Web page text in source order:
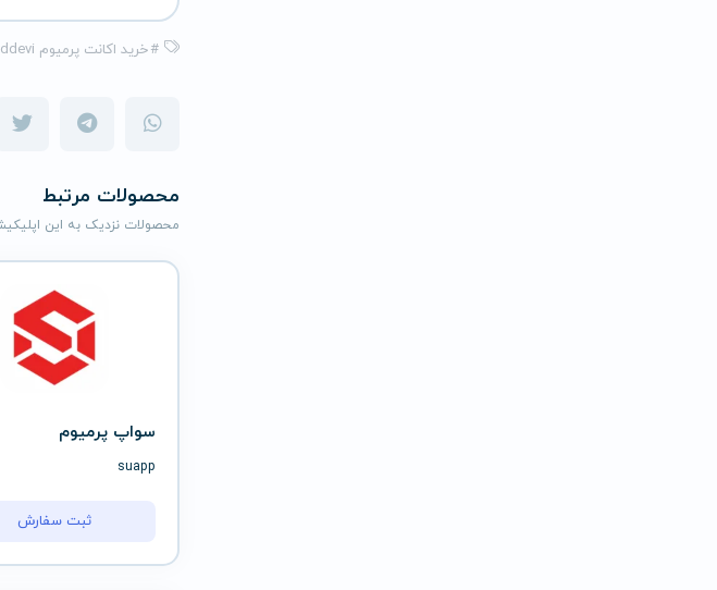
#خرید اکانت پرمیوم ddevi
محصولات مرتبط
محصولات نزدیک به این
سواپ پرمیوم
suapp
ثبت سفارش